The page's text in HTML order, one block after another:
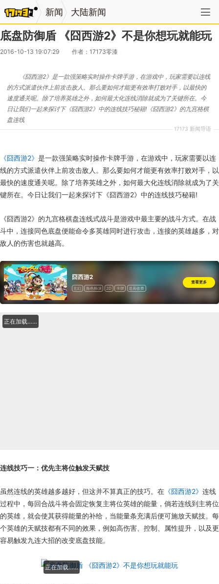
新闻 大陆新闻
底盘防御盾 《囧西游2》不是你想玩就能玩
2016-10-13 19:07:29 作者：17173零漆
17173 新闻导语
《囧西游2》是一款强策略实时操作卡牌手游，在游戏中，玩家需要以连线
的方式派遣伙伴上前攻击敌人。那么要如何才能更有效率打败对手，以最快的
速度通关呢。除了培养英雄之外，如何最大化连线消除就成为了关键所在。今
日让我们一起来探讨下《囧西游2》中的连线技巧秘籍!《囧西游2》的九宫格棋
盘连线
《囧西游2》 是一款强策略实时操作卡牌手游，在游戏中，玩家需要以连
线的方式派遣伙伴上前攻击敌人。那么要如何才能更有效率打败对手，以
最快的速度通关呢。除了培养英雄之外，如何最大化连线消除就成为了关
键所在。今日让我们一起来探讨下《囧西游2》中的连线技巧秘籍!
《囧西游2》的九宫格棋盘连线式战斗是游戏中最主要的战斗方式。在战
斗中，连接同色底盘便能命令多英雄同时进行攻击，连接的英雄越多，对
敌人的伤害也就越高。
囧西游2
玄幻 角色扮演 2D 卡牌 道具收费
查看更多
正在加载……
连线技巧一：优先主将位触发天赋技
虽然连线的英雄越多越好，但这并不算真正的技巧。在 《囧西游2》 连线
过程中，每回合战斗将会固定恢复主将位英雄的能量，倘若连线到主将位
的英雄，就会使其获得能量的补给，当能量条充满后便可施放天赋技。每
个英雄的天赋技都有不同的效果，例如高伤害、控制、属性提升，以及更
容易触发九连大招的改变底盘技能。
正在加载……